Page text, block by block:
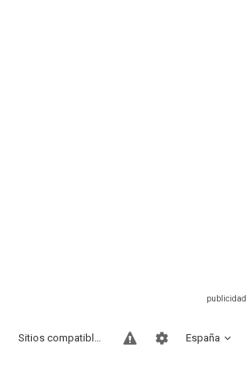
España
Sitios compatibles